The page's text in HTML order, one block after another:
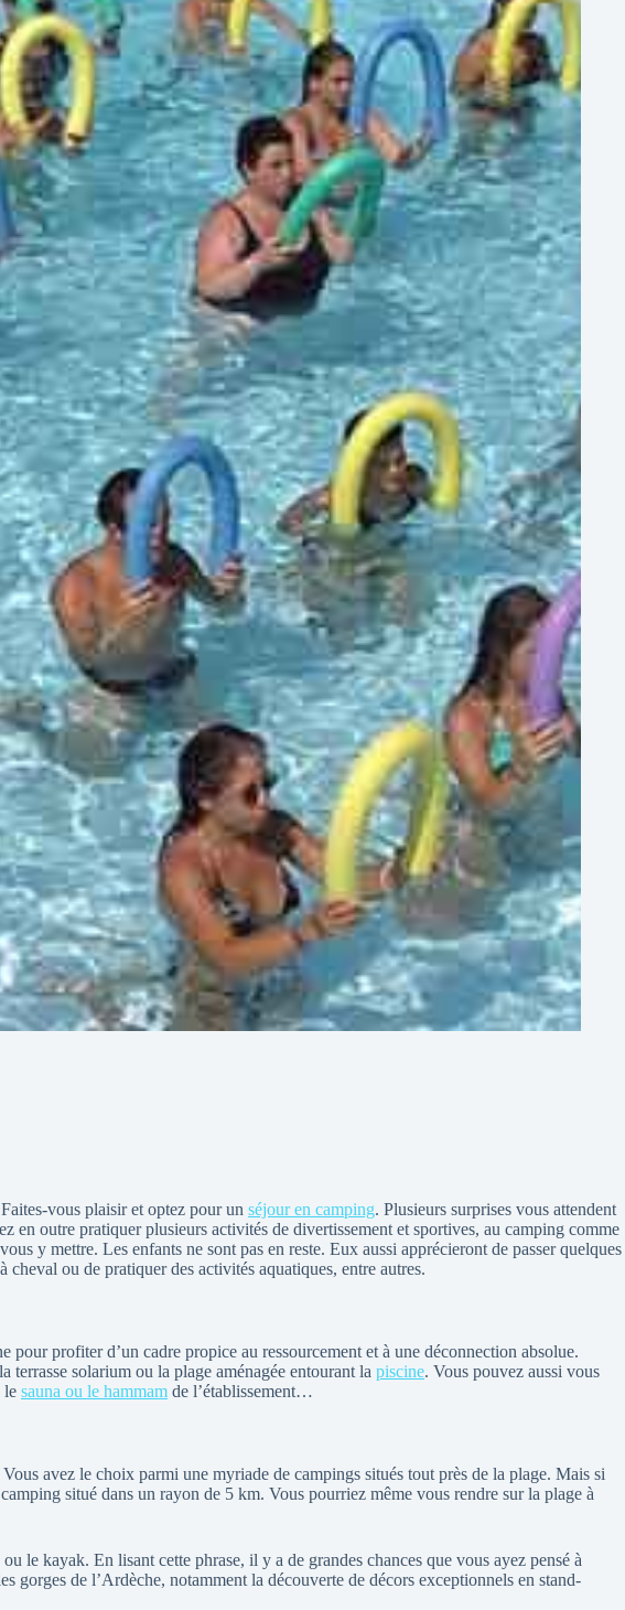
vous plaisir et optez pour un séjour en camping. Plusieurs surprises vous attendent
en outre pratiquer plusieurs activités de divertissement et sportives, au camping comme
y mettre. Les enfants ne sont pas en reste. Eux aussi apprécieront de passer quelques
ou de pratiquer des activités aquatiques, entre autres.
profiter d’un cadre propice au ressourcement et à une déconnection absolue.
solarium ou la plage aménagée entourant la piscine. Vous pouvez aussi vous
le sauna ou le hammam de l’établissement…
avez le choix parmi une myriade de campings situés tout près de la plage. Mais si
situé dans un rayon de 5 km. Vous pourriez même vous rendre sur la plage à
le kayak. En lisant cette phrase, il y a de grandes chances que vous ayez pensé à
gorges de l’Ardèche, notamment la découverte de décors exceptionnels en stand-